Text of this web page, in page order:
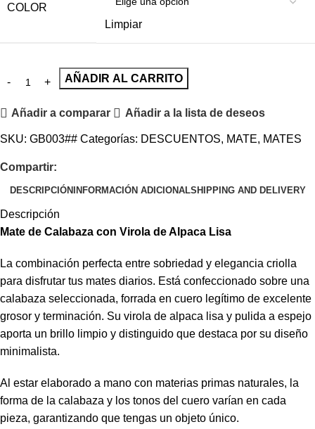
COLOR
Limpiar
AÑADIR AL CARRITO
Añadir a comparar Añadir a la lista de deseos
SKU: GB003## Categorías: DESCUENTOS, MATE, MATES
Compartir:
DESCRIPCIÓN INFORMACIÓN ADICIONALSHIPPING AND DELIVERY
Descripción
Mate de Calabaza con Virola de Alpaca Lisa
La combinación perfecta entre sobriedad y elegancia criolla
para disfrutar tus mates diarios. Está confeccionado sobre una
calabaza seleccionada, forrada en cuero legítimo de excelente
grosor y terminación. Su virola de alpaca lisa y pulida a espejo
aporta un brillo limpio y distinguido que destaca por su diseño
minimalista.
Al estar elaborado a mano con materias primas naturales, la
forma de la calabaza y los tonos del cuero varían en cada
pieza, garantizando que tengas un objeto único.